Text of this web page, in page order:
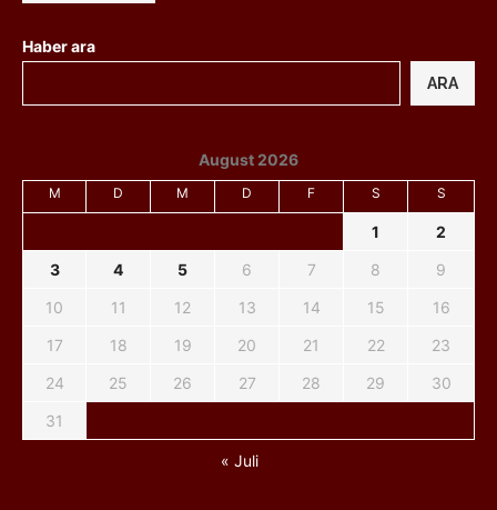
Haber ara
ARA
August 2026
M D M D F S S
1
2
3
4 5 6 7 8
9
10
11 12 13 14 15
16
17
18 19 20 21 22
23
24
25 26 27 28 29
30
31
« Juli